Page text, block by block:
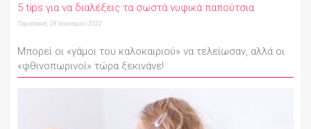
5 tips για να διαλέξεις τα σωστά νυφικά παπούτσια
Παρασκευή, 28 Ιανουαρίου 2022
Mπορεί οι «γάμοι του καλοκαιριού» να τελείωσαν, αλλά οι
«φθινοπωρινοί» τώρα ξεκινάνε!